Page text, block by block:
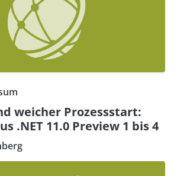
weicher Prozessstart:
.NET 11.0 Preview 1 bis 4